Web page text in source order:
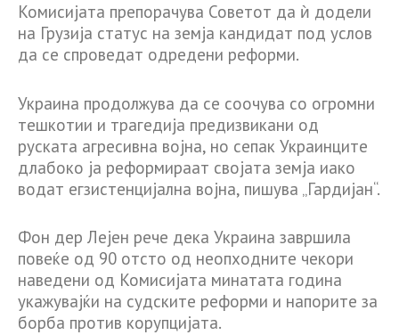
Комисијата препорачува Советот да ѝ додели
на Грузија статус на земја кандидат под услов
да се спроведат одредени реформи.
Украина продолжува да се соочува со огромни
тешкотии и трагедија предизвикани од
руската агресивна војна, но сепак Украинците
длабоко ја реформираат својата земја иако
водат егзистенцијална војна, пишува „Гардијан“.
Фон дер Лејен рече дека Украина завршила
повеќе од 90 отсто од неопходните чекори
наведени од Комисијата минатата година
укажувајќи на судските реформи и напорите за
борба против корупцијата.